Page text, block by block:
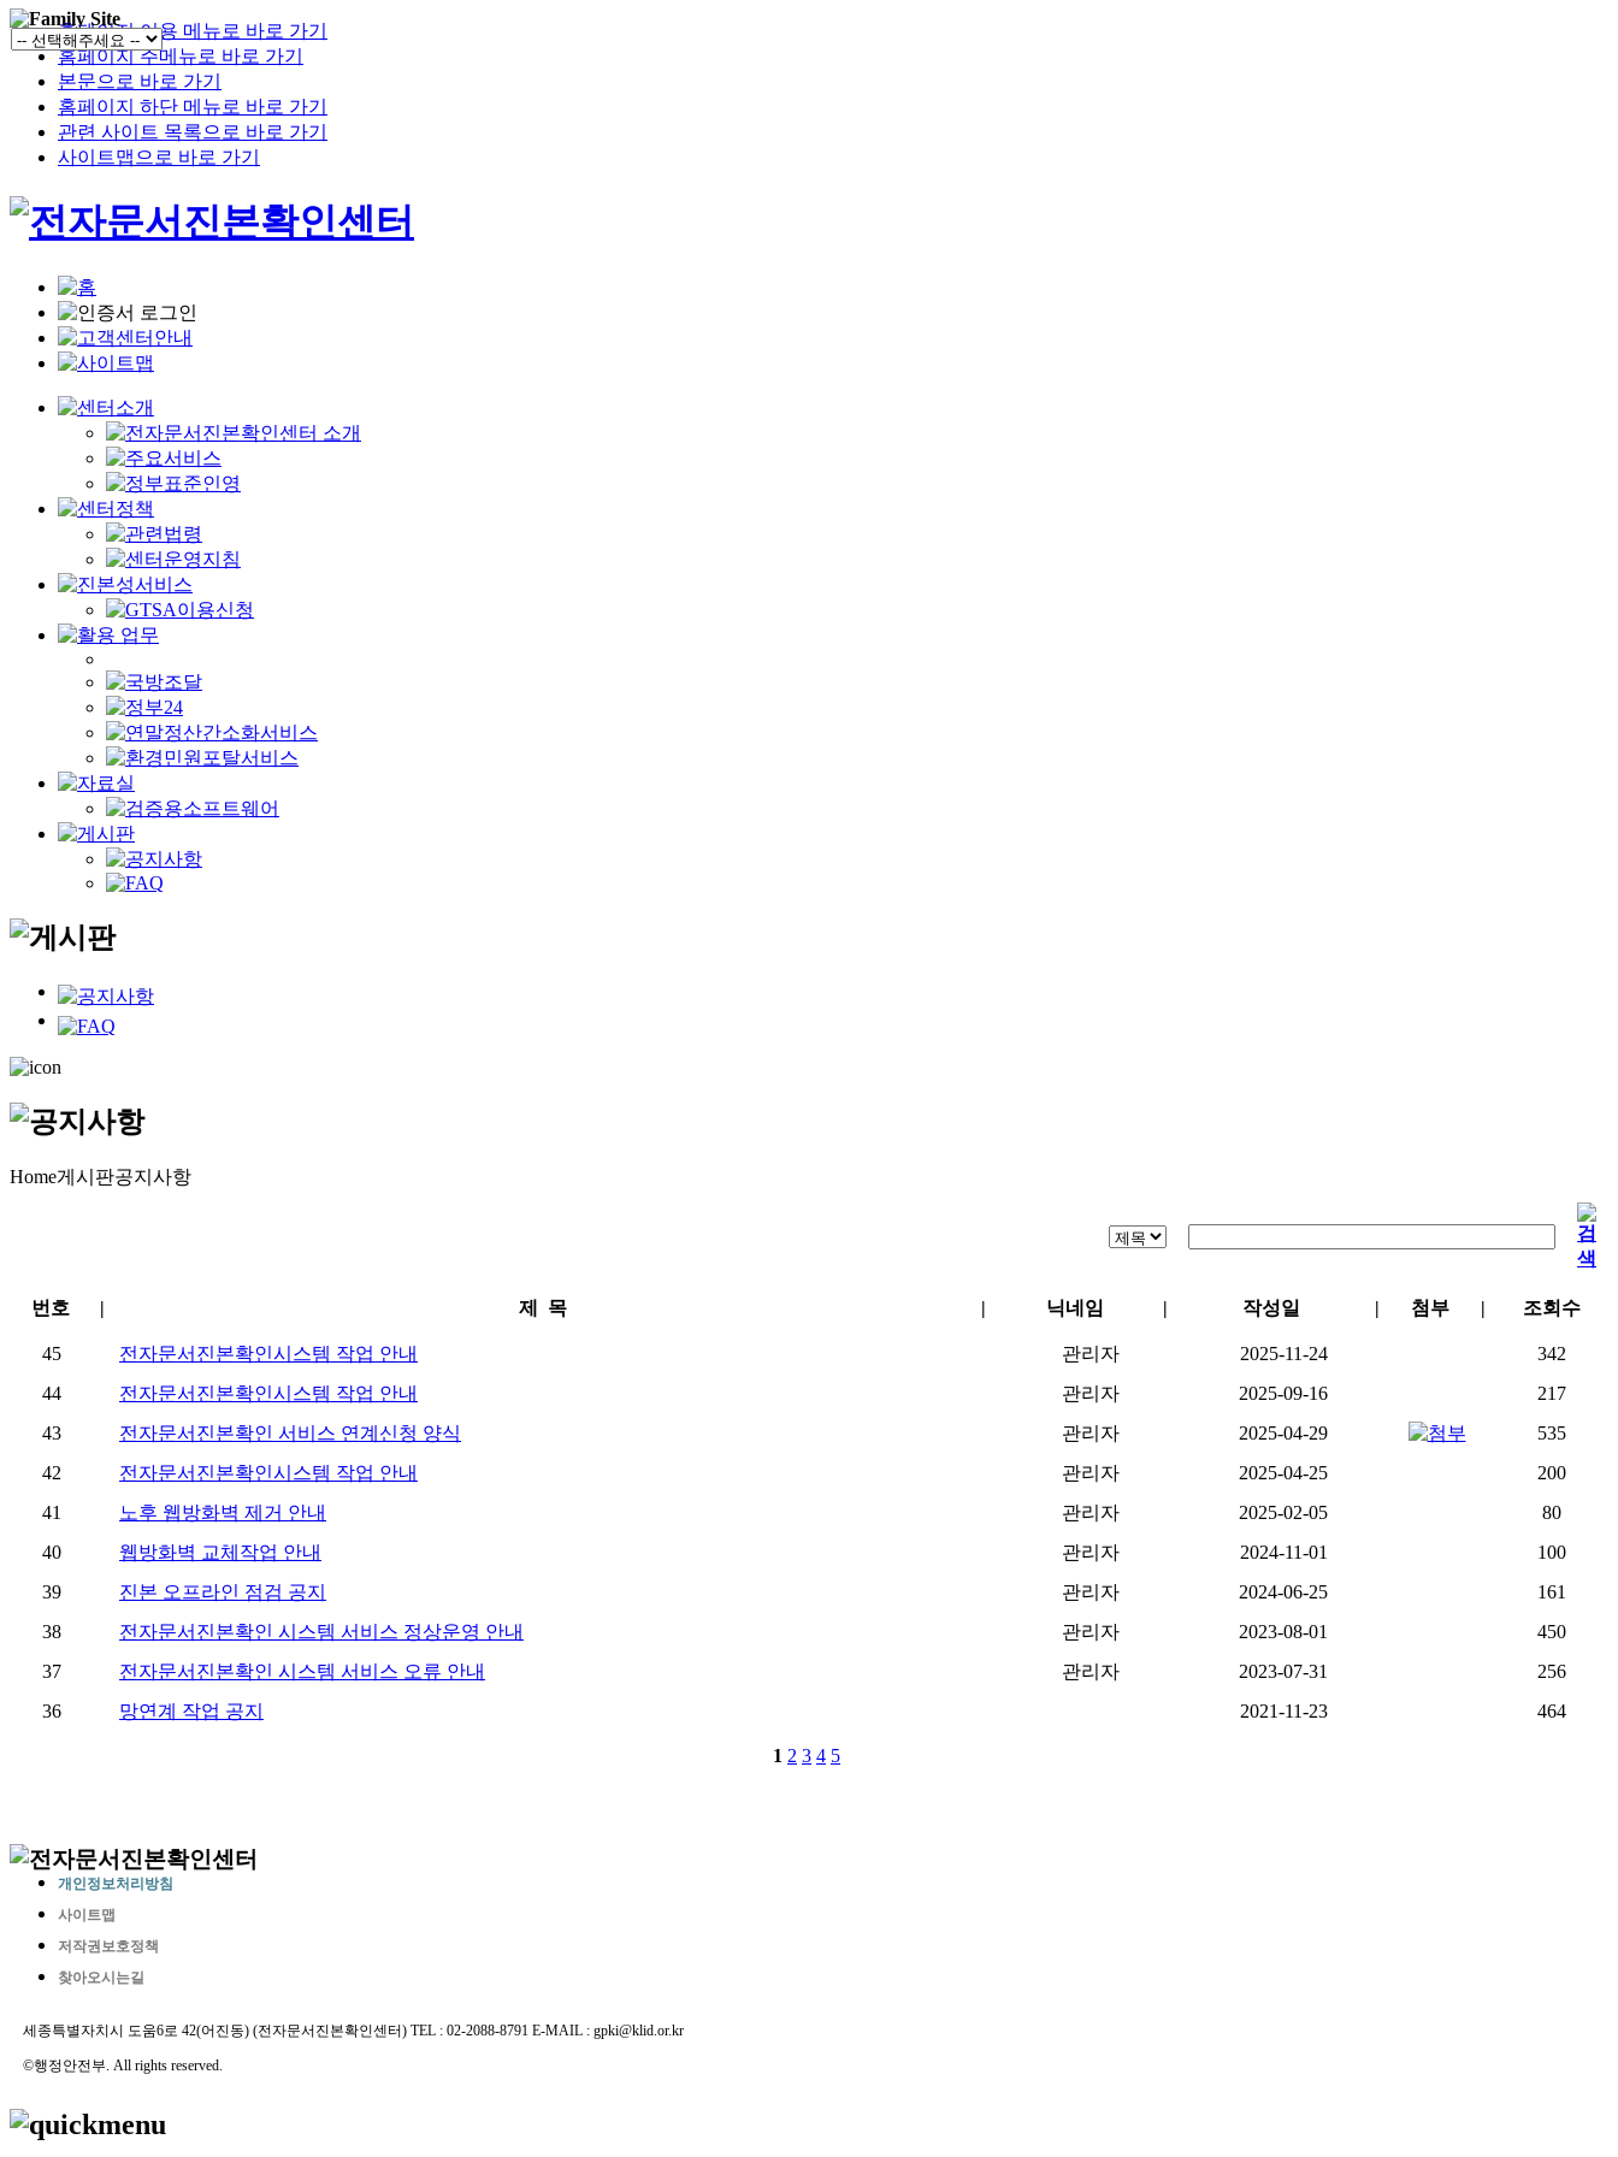
홈페이지 이용 메뉴로 바로 가기
홈페이지 주메뉴로 바로 가기
본문으로 바로 가기
홈페이지 하단 메뉴로 바로 가기
관련 사이트 목록으로 바로 가기
사이트맵으로 바로 가기
Home게시판공지사항
개인정보처리방침
사이트맵
저작권보호정책
찾아오시는길
세종특별자치시 도움6로 42(어진동) (전자문서진본확인센터) TEL : 02-2088-8791 E-MAIL : gpki@klid.or.kr
©행정안전부. All rights reserved.